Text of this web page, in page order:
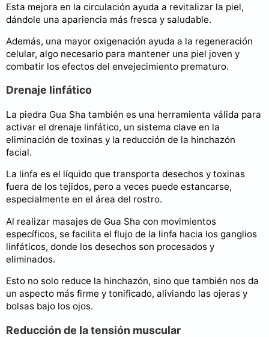
Esta mejora en la circulación ayuda a revitalizar la piel,
dándole una apariencia más fresca y saludable.
Además, una mayor oxigenación ayuda a la regeneración
celular, algo necesario para mantener una piel joven y
combatir los efectos del envejecimiento prematuro.
Drenaje linfático
La piedra Gua Sha también es una herramienta válida para
activar el drenaje linfático, un sistema clave en la
eliminación de toxinas y la reducción de la hinchazón
facial.
La linfa es el líquido que transporta desechos y toxinas
fuera de los tejidos, pero a veces puede estancarse,
especialmente en el área del rostro.
Al realizar masajes de Gua Sha con movimientos
específicos, se facilita el flujo de la linfa hacia los ganglios
linfáticos, donde los desechos son procesados y
eliminados.
Esto no solo reduce la hinchazón, sino que también nos da
un aspecto más firme y tonificado, aliviando las ojeras y
bolsas bajo los ojos.
Reducción de la tensión muscular